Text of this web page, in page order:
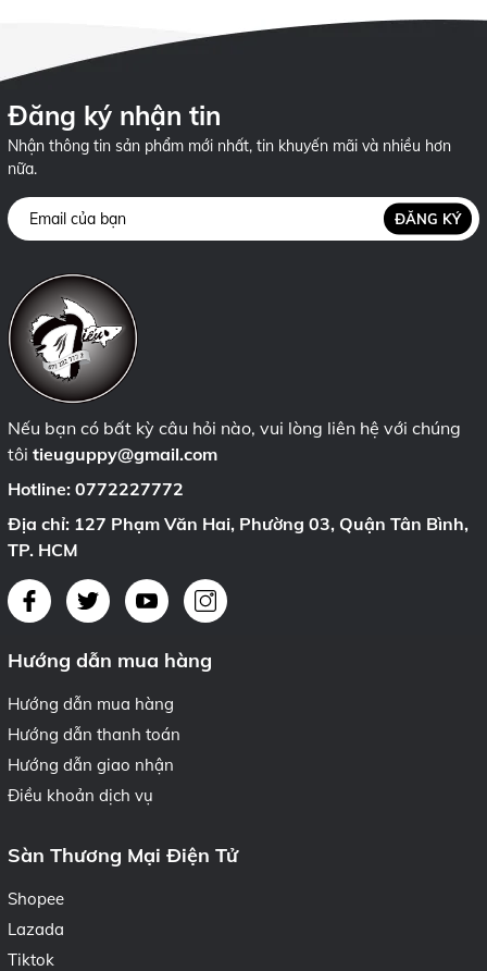
Đăng ký nhận tin
Nhận thông tin sản phẩm mới nhất, tin khuyến mãi và nhiều hơn
nữa.
ĐĂNG KÝ
Nếu bạn có bất kỳ câu hỏi nào, vui lòng liên hệ với chúng
tôi tieuguppy@gmail.com
Hotline: 0772227772
Địa chỉ: 127 Phạm Văn Hai, Phường 03, Quận Tân Bình,
TP. HCM
Hướng dẫn mua hàng
Hướng dẫn mua hàng
Hướng dẫn thanh toán
Hướng dẫn giao nhận
Điều khoản dịch vụ
Sàn Thương Mại Điện Tử
Shopee
Lazada
Tiktok